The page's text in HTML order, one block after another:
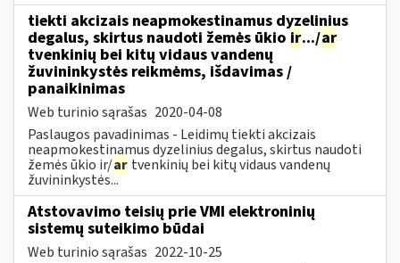
tiekti akcizais neapmokestinamus dyzelinius
degalus, skirtus naudoti žemės ūkio ir.../ar
tvenkinių bei kitų vidaus vandenų
žuvininkystės reikmėms, išdavimas /
panaikinimas
Web turinio sąrašas 2020-04-08
Paslaugos pavadinimas - Leidimų tiekti akcizais
neapmokestinamus dyzelinius degalus, skirtus naudoti
žemės ūkio ir/ar tvenkinių bei kitų vidaus vandenų
žuvininkystės...
Atstovavimo teisių prie VMI elektroninių
sistemų suteikimo būdai
Web turinio sąrašas 2022-10-25